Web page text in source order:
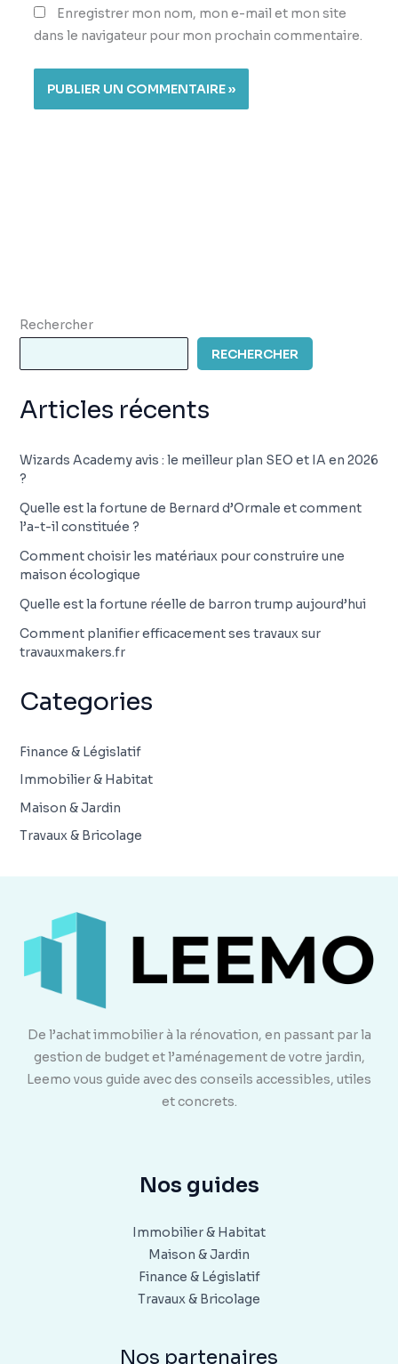
Enregistrer mon nom, mon e-mail et mon site
dans le navigateur pour mon prochain commentaire.
Rechercher
RECHERCHER
Articles récents
Wizards Academy avis : le meilleur plan SEO et IA en 2026
?
Quelle est la fortune de Bernard d’Ormale et comment
l’a-t-il constituée ?
Comment choisir les matériaux pour construire une
maison écologique
Quelle est la fortune réelle de barron trump aujourd’hui
Comment planifier efficacement ses travaux sur
travauxmakers.fr
Categories
Finance & Législatif
Immobilier & Habitat
Maison & Jardin
Travaux & Bricolage
De l’achat immobilier à la rénovation, en passant par la
gestion de budget et l’aménagement de votre jardin,
Leemo vous guide avec des conseils accessibles, utiles
et concrets.
Nos guides
Immobilier & Habitat
Maison & Jardin
Finance & Législatif
Travaux & Bricolage
Nos partenaires